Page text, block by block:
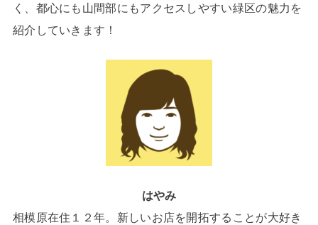
く、都心にも山間部にもアクセスしやすい緑区の魅力を
紹介していきます！
はやみ
相模原在住１２年。新しいお店を開拓することが大好き